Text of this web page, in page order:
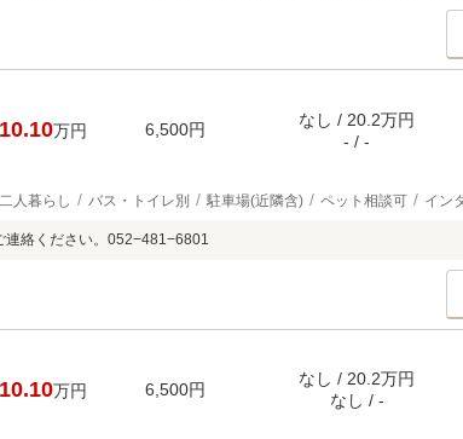
10.10万円 6,500円
なし / 20.2万円
- / -
二人暮らし バス・トイレ別 駐車場(近隣含) ペット相談可 イン
連絡ください。052−481−6801
10.10万円 6,500円
なし / 20.2万円
なし / -